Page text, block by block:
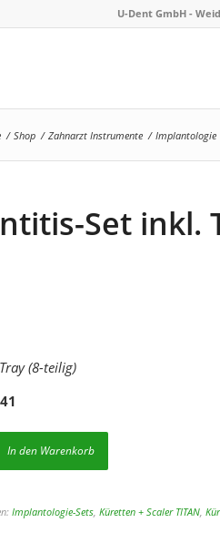
U-Dent GmbH -
/ Shop / Zahnarzt Instrumente / Implantologie
Set inkl.
(8-teilig)
In den Warenkorb
Implantologie-Sets,Küretten + Scaler TITAN,